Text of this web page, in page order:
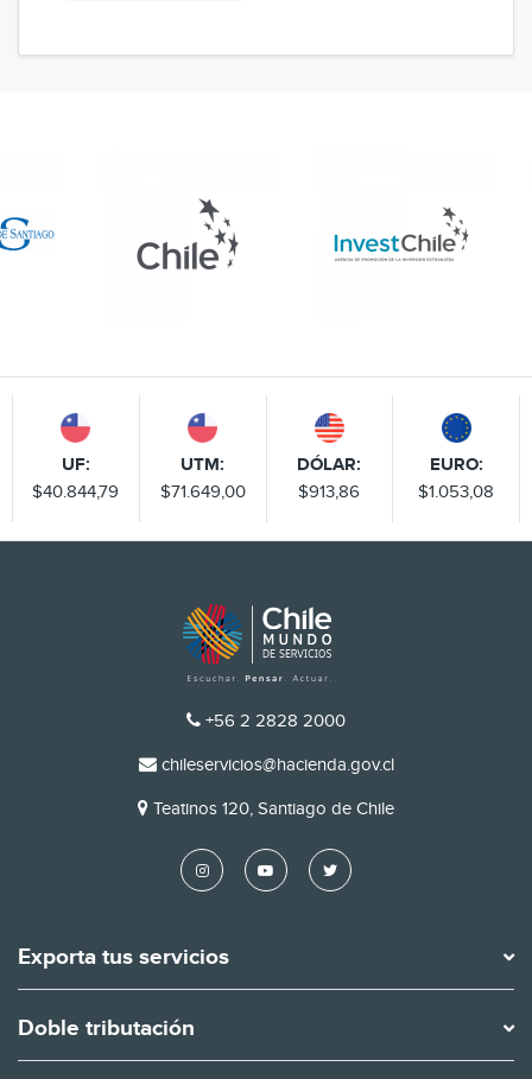
UF:
$40.844,79
UTM:
$71.649,00
DÓLAR:
$913,86
EURO:
$1.053,08
TELÉFONO
+56 2 2828 2000
EMAIL
chileservicios@hacienda.gov.cl
DIRECCIÓN
Teatinos 120, Santiago de Chile
Exporta tus servicios
Doble tributación